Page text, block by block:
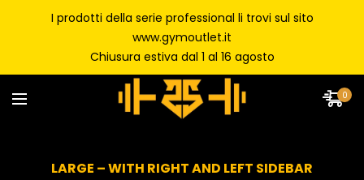
I prodotti della serie professional li trovi sul sito
www.gymoutlet.it
Chiusura estiva dal 1 al 16 agosto
0
LARGE – WITH RIGHT AND LEFT SIDEBAR